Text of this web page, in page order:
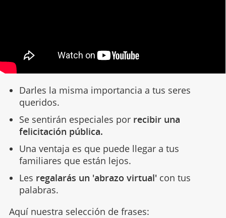
Darles la misma importancia a tus seres
queridos.
Se sentirán especiales por recibir una
felicitación pública.
Una ventaja es que puede llegar a tus
familiares que están lejos.
Les regalarás un 'abrazo virtual'con tus
palabras.
Aquí nuestra selección de frases: